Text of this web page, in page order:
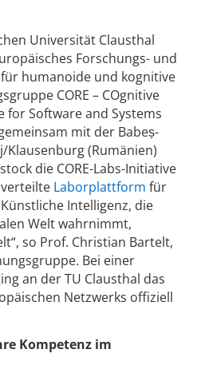
Universität Clausthal
Forschungs- und
humanoide und kognitive
CORE – COgnitive
for Software and Systems
mit der Babeș-
Klausenburg (Rumänien)
die CORE-Labs-Initiative
Laborplattform für
Intelligenz, die
Welt wahrnimmt,
so Prof. Christian Bartelt,
Bei einer
an der TU Clausthal das
Netzwerks offiziell
Kompetenz im